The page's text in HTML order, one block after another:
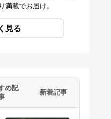
載でお届け。
見る
め記
新着記事